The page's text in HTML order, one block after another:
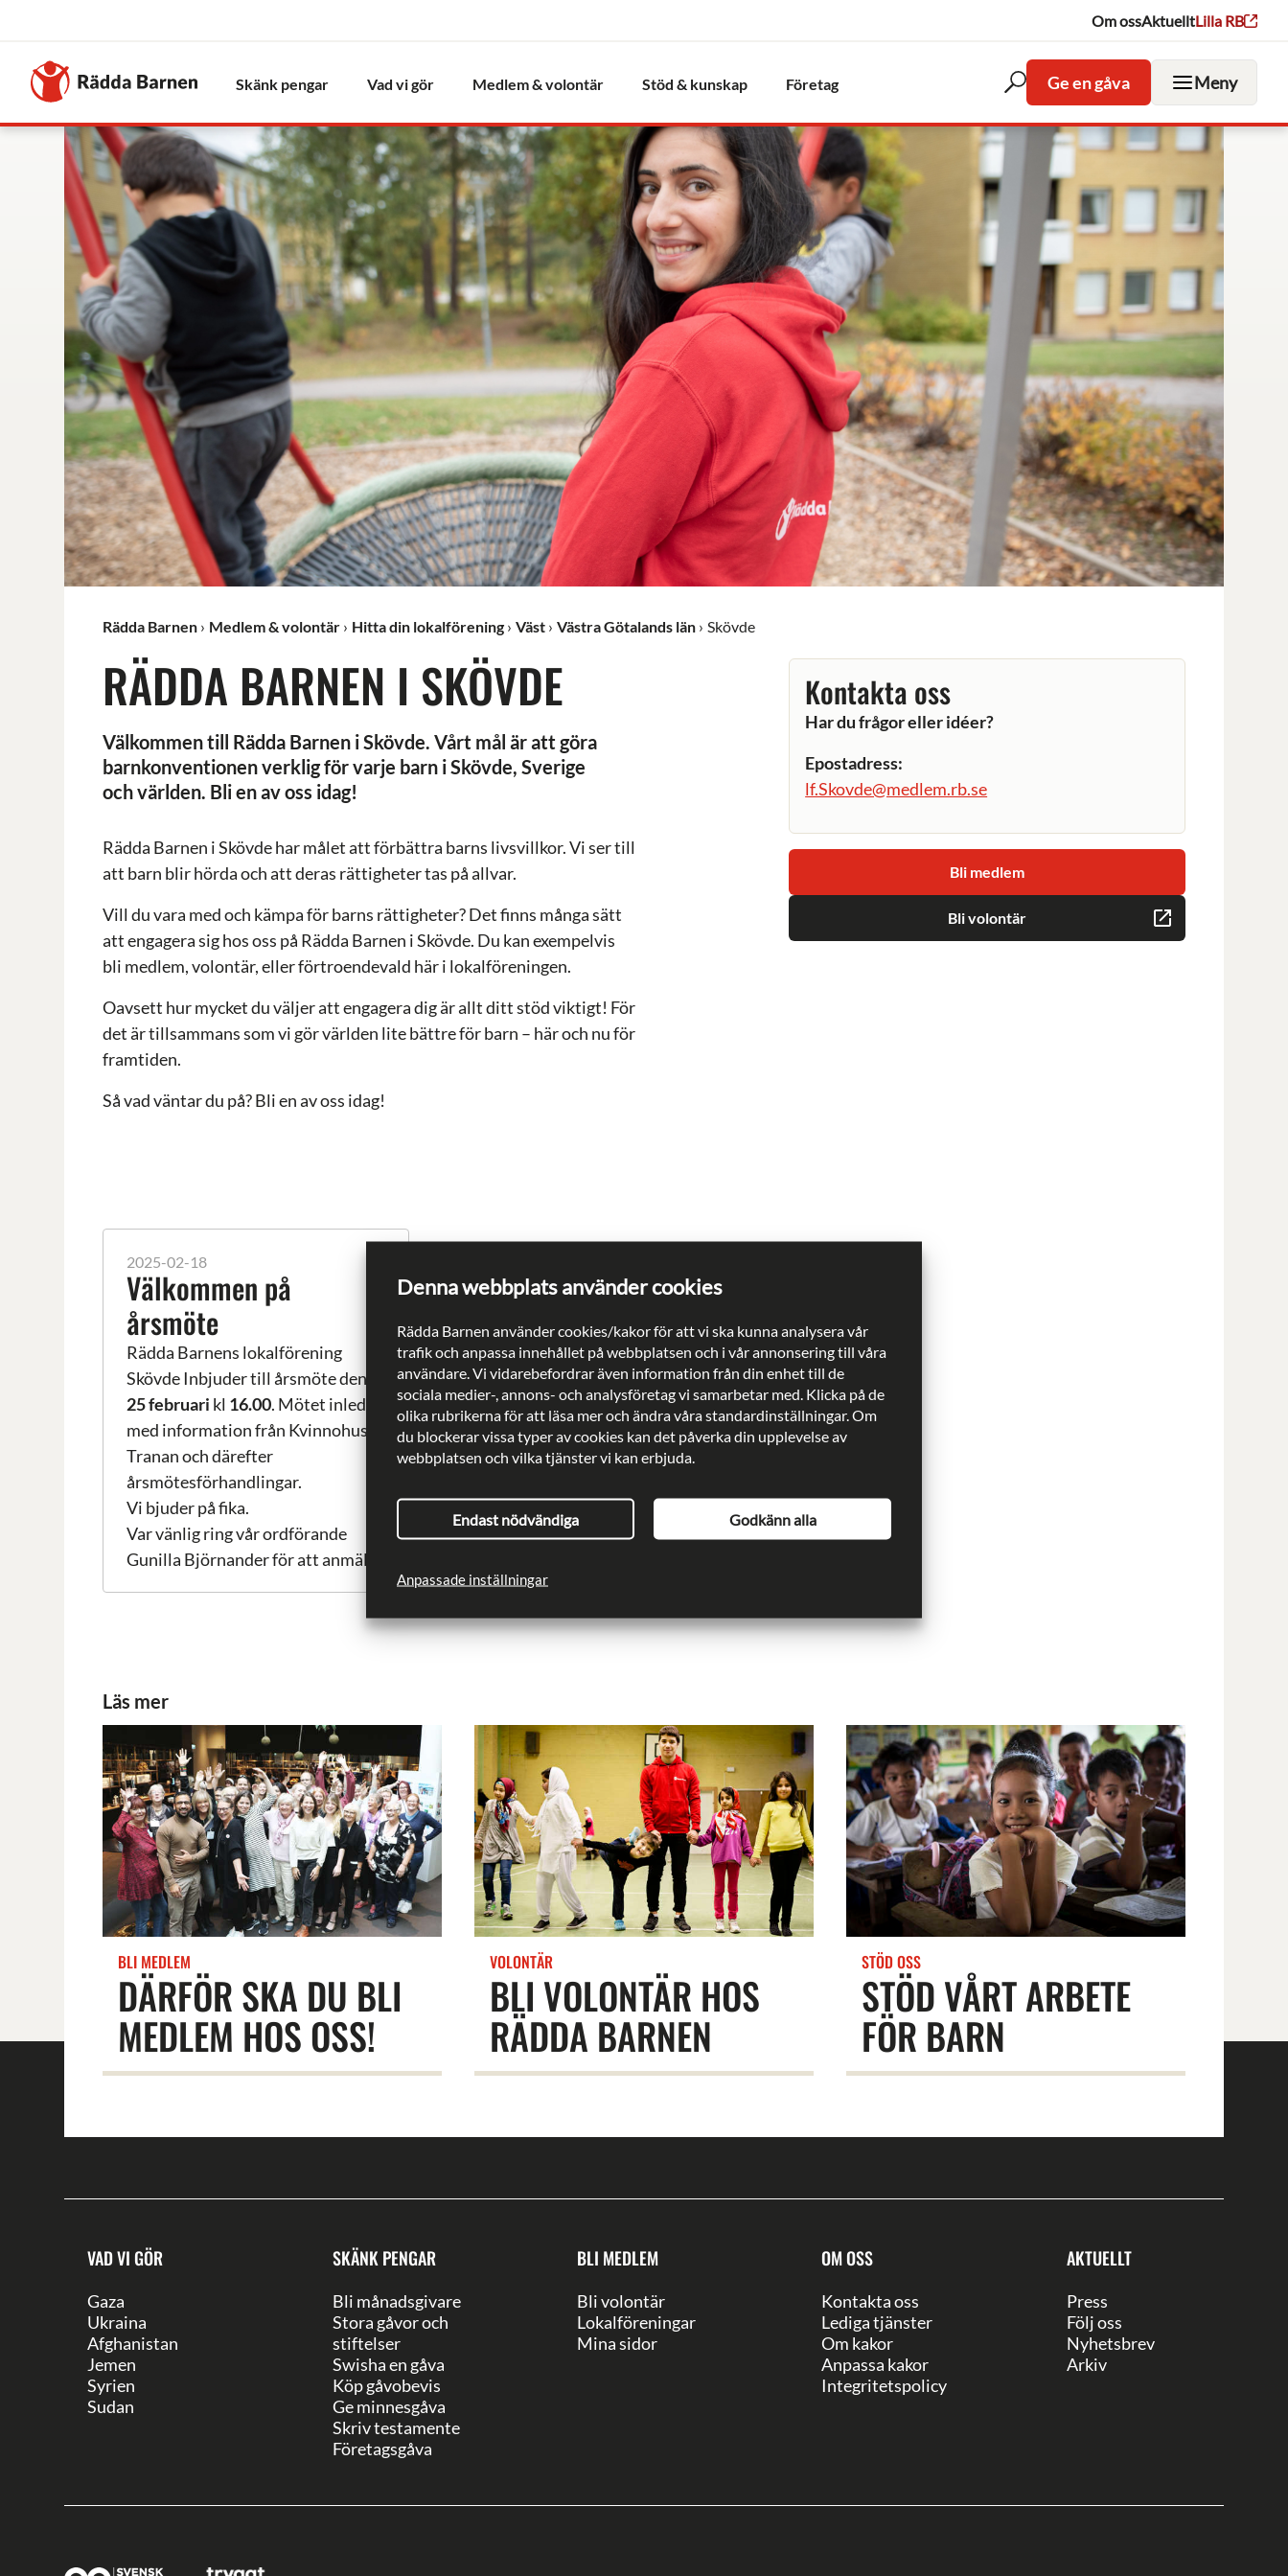
Denna webbplats använder cookies
Rädda Barnen använder cookies/kakor för att vi ska kunna analysera vår
trafik och anpassa innehållet på webbplatsen och i vår annonsering till våra
användare. Vi vidarebefordrar även information från din enhet till de
sociala medier-, annons- och analysföretag vi samarbetar med. Klicka på de
olika rubrikerna för att läsa mer och ändra våra standardinställningar. Om
du blockerar vissa typer av cookies kan det påverka din upplevelse av
webbplatsen och vilka tjänster vi kan erbjuda.
Anpassade inställningar
Endast nödvändiga Godkänn alla
Om ossAktuelltLilla RB
Till
Rädda
Barnens
startsida
Skänk pengar Vad vi gör Medlem & volontär Stöd & kunskap Företag
Öppna
sökfältet
Ge en gåva Meny
Rädda Barnen Medlem & volontär Hitta din lokalförening Väst Västra Götalands län Skövde
RÄDDA BARNEN I SKÖVDE
Välkommen till Rädda Barnen i Skövde. Vårt mål är att göra
barnkonventionen verklig för varje barn i Skövde, Sverige
och världen. Bli en av oss idag!
Rädda Barnen i Skövde har målet att förbättra barns livsvillkor. Vi ser till
att barn blir hörda och att deras rättigheter tas på allvar.
Vill du vara med och kämpa för barns rättigheter? Det finns många sätt
att engagera sig hos oss på Rädda Barnen i Skövde. Du kan exempelvis
bli medlem, volontär, eller förtroendevald här i lokalföreningen.
Oavsett hur mycket du väljer att engagera dig är allt ditt stöd viktigt! För
det är tillsammans som vi gör världen lite bättre för barn – här och nu för
framtiden.
Så vad väntar du på? Bli en av oss idag!
Kontakta oss
Har du frågor eller idéer?
Epostadress:
lf.Skovde@medlem.rb.se
Bli medlem
Bli volontär
2025-02-18
Välkommen på
årsmöte
Rädda Barnens lokalförening
Skövde Inbjuder till årsmöte den
25 februari kl 16.00. Mötet inleds
med information från Kvinnohuset
Tranan och därefter
årsmötesförhandlingar.
Vi bjuder på fika.
Var vänlig ring vår ordförande
Gunilla Björnander för att anmäla
Läs mer
DÄRFÖR SKA DU BLI
MEDLEM HOS OSS!
BLI MEDLEM
BLI VOLONTÄR HOS
RÄDDA BARNEN
VOLONTÄR
STÖD VÅRT ARBETE
FÖR BARN
STÖD OSS
VAD VI GÖR
Gaza
Ukraina
Afghanistan
Jemen
Syrien
Sudan
SKÄNK PENGAR
Bli månadsgivare
Stora gåvor och
stiftelser
Swisha en gåva
Köp gåvobevis
Ge minnesgåva
Skriv testamente
Företagsgåva
BLI MEDLEM
Bli volontär
Lokalföreningar
Mina sidor
OM OSS
Kontakta oss
Lediga tjänster
Om kakor
Anpassa kakor
Integritetspolicy
AKTUELLT
Press
Följ oss
Nyhetsbrev
Arkiv